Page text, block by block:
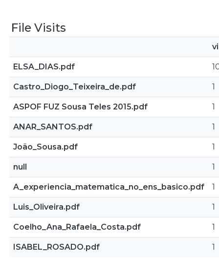
File Visits
ELSA_DIAS.pdf
Castro_Diogo_Teixeira_de.pdf 1
ASPOF FUZ Sousa Teles 2015.pdf 1
ANAR_SANTOS.pdf 1
João_Sousa.pdf 1
null 1
A_experiencia_matematica_no_ens_basico.pdf 1
Luis_Oliveira.pdf 1
Coelho_Ana_Rafaela_Costa.pdf 1
ISABEL_ROSADO.pdf 1